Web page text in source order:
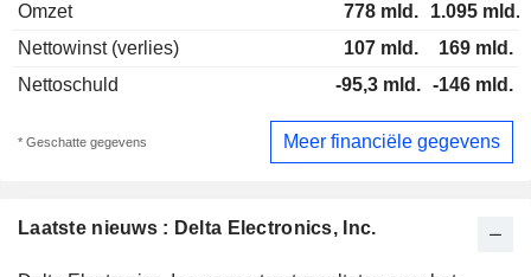
Laatste nieuws : Delta Electronics, Inc.
Omzet
778 mld.
1.095 mld.
Nettowinst (verlies)
107 mld.
169 mld.
Nettoschuld
-95,3 mld. -146 mld.
* Geschatte gegevens Meer financiële gegevens